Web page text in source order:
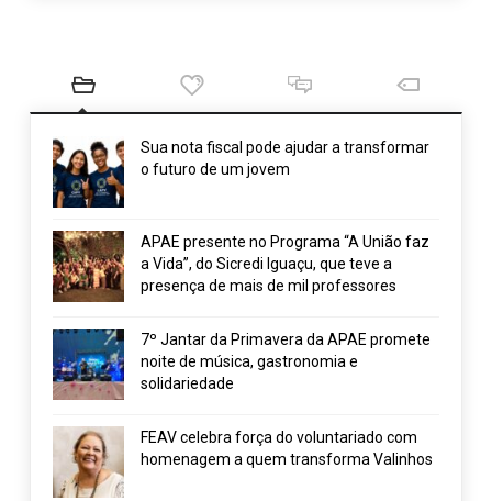
Sua nota fiscal pode ajudar a transformar
o futuro de um jovem
APAE presente no Programa “A União faz
a Vida”, do Sicredi Iguaçu, que teve a
presença de mais de mil professores
7º Jantar da Primavera da APAE promete
noite de música, gastronomia e
solidariedade
FEAV celebra força do voluntariado com
homenagem a quem transforma Valinhos